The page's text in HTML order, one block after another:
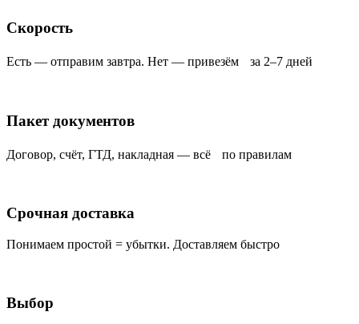
Скорость
Есть — отправим завтра. Нет — привезём за 2–7 дней
Пакет документов
Договор, счёт, ГТД, накладная — всё по правилам
Срочная доставка
Понимаем простой = убытки. Доставляем быстро
Выбор